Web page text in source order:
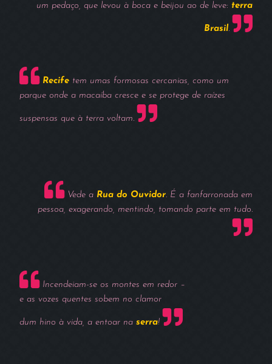
um pedaço, que levou à boca e beijou ao de leve: terra
Brasil.
Recife tem umas formosas cercanias, como um
parque onde a macaíba cresce e se protege de raízes
suspensas que à terra voltam.
Vede a Rua do Ouvidor. É a fanfarronada em
pessoa, exagerando, mentindo, tomando parte em tudo.
Incendeiam-se os montes em redor –
e as vozes quentes sobem no clamor
dum hino à vida, a entoar na serra!